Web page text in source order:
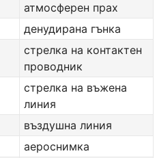
атмосферен прах
денудирана гънка
стрелка на контактен
проводник
стрелка на въжена
линия
въздушна линия
аероснимка